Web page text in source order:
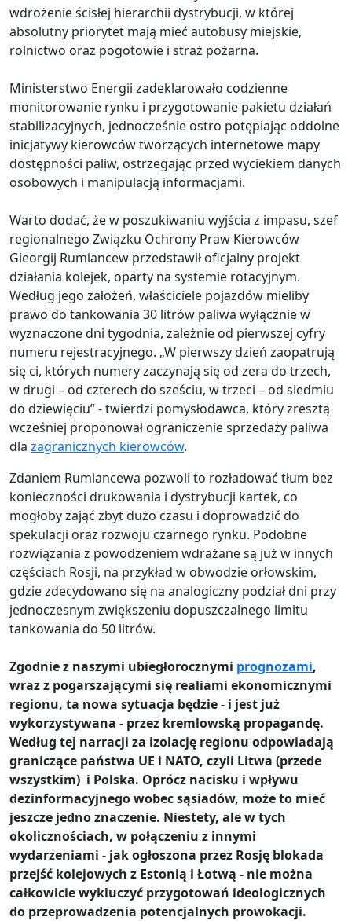
wdrożenie ścisłej hierarchii dystrybucji, w której
absolutny priorytet mają mieć autobusy miejskie,
rolnictwo oraz pogotowie i straż pożarna.
Ministerstwo Energii zadeklarowało codzienne
monitorowanie rynku i przygotowanie pakietu działań
stabilizacyjnych, jednocześnie ostro potępiając oddolne
inicjatywy kierowców tworzących internetowe mapy
dostępności paliw, ostrzegając przed wyciekiem danych
osobowych i manipulacją informacjami.
Warto dodać, że w poszukiwaniu wyjścia z impasu, szef
regionalnego Związku Ochrony Praw Kierowców
Gieorgij Rumiancew przedstawił oficjalny projekt
działania kolejek, oparty na systemie rotacyjnym.
Według jego założeń, właściciele pojazdów mieliby
prawo do tankowania 30 litrów paliwa wyłącznie w
wyznaczone dni tygodnia, zależnie od pierwszej cyfry
numeru rejestracyjnego. „W pierwszy dzień zaopatrują
się ci, których numery zaczynają się od zera do trzech,
w drugi – od czterech do sześciu, w trzeci – od siedmiu
do dziewięciu” - twierdzi pomysłodawca, który zresztą
wcześniej proponował ograniczenie sprzedaży paliwa
dla zagranicznych kierowców.
Zdaniem Rumiancewa pozwoli to rozładować tłum bez
konieczności drukowania i dystrybucji kartek, co
mogłoby zająć zbyt dużo czasu i doprowadzić do
spekulacji oraz rozwoju czarnego rynku. Podobne
rozwiązania z powodzeniem wdrażane są już w innych
częściach Rosji, na przykład w obwodzie orłowskim,
gdzie zdecydowano się na analogiczny podział dni przy
jednoczesnym zwiększeniu dopuszczalnego limitu
tankowania do 50 litrów.
Zgodnie z naszymi ubiegłorocznymi prognozami,
wraz z pogarszającymi się realiami ekonomicznymi
regionu, ta nowa sytuacja będzie - i jest już
wykorzystywana - przez kremlowską propagandę.
Według tej narracji za izolację regionu odpowiadają
graniczące państwa UE i NATO, czyli Litwa (przede
wszystkim) i Polska. Oprócz nacisku i wpływu
dezinformacyjnego wobec sąsiadów, może to mieć
jeszcze jedno znaczenie. Niestety, ale w tych
okolicznościach, w połączeniu z innymi
wydarzeniami - jak ogłoszona przez Rosję blokada
przejść kolejowych z Estonią i Łotwą - nie można
całkowicie wykluczyć przygotowań ideologicznych
do przeprowadzenia potencjalnych prowokacji.